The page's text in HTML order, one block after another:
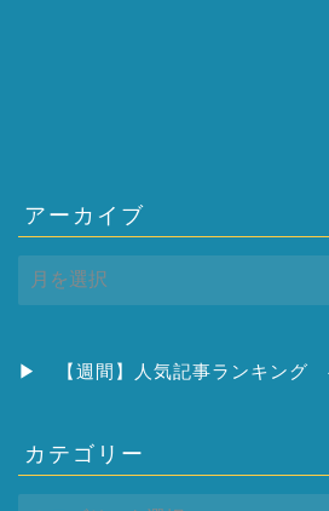
アーカイブ
ー
ブ
▶ 【週間】人気記事ランキング
カテゴリー